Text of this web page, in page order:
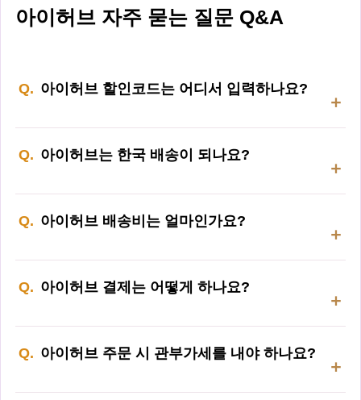
아이허브 자주 묻는 질문 Q&A
아이허브 할인코드는 어디서 입력하나요?
아이허브는 한국 배송이 되나요?
아이허브 배송비는 얼마인가요?
아이허브 결제는 어떻게 하나요?
아이허브 주문 시 관부가세를 내야 하나요?